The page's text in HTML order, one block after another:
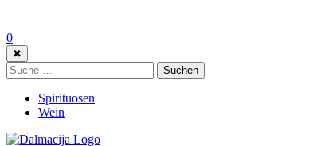
0
✖
Suche: Suchen
Spirituosen
Wein